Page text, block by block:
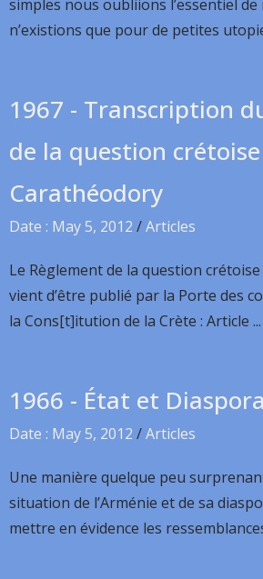
simples nous oubliions l’essentiel
n’existions que pour de petites
1967 - Transcription
de la question
Carathéodory
Date : May 5, 2012 /Articles
Le Règlement de la question
vient d’être publié par la Porte des
la Cons[t]itution de la Crète : Article ...
1966 - État et Diaspora
Date : May 5, 2012 /Articles
Une manière quelque peu
situation de l’Arménie et de sa
mettre en évidence les